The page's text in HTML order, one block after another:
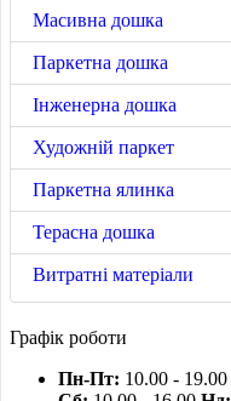
Масивна дошка
Паркетна дошка
Інженерна дошка
Художній паркет
Паркетна ялинка
Терасна дошка
Витратні матеріали
Графік роботи
Пн-Пт: 10.00 - 19.00